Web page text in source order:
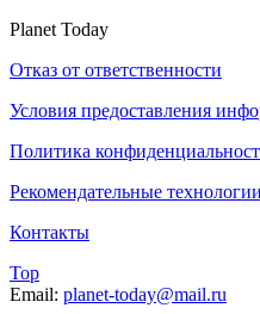
Planet Today
Отказ от ответственности
Условия предоставления
Политика
Рекомендательные технологии
Контакты
Top
Email: planet-today@mail.ru